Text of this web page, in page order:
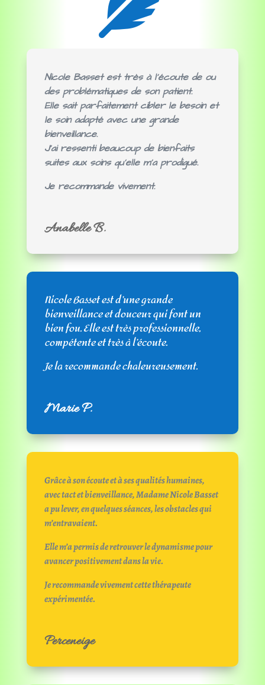
Nicole Basset est très à l’écoute de ou
des problématiques de son patient.
Elle sait parfaitement cibler le besoin et
le soin adapté avec une grande
bienveillance.
J’ai ressenti beaucoup de bienfaits
suites aux soins qu’elle m’a prodigué.
Je recommande vivement.
Anabelle B.
Nicole Basset est d’une grande
bienveillance et douceur qui font un
bien fou. Elle est très professionnelle,
compétente et très à l’écoute.
Je la recommande chaleureusement.
Marie P.
Grâce à son écoute et à ses qualités humaines,
avec tact et bienveillance, Madame Nicole Basset
a pu lever, en quelques séances, les obstacles qui
m’entravaient.
Elle m’a permis de retrouver le dynamisme pour
avancer positivement dans la vie.
Je recommande vivement cette thérapeute
expérimentée.
Perceneige